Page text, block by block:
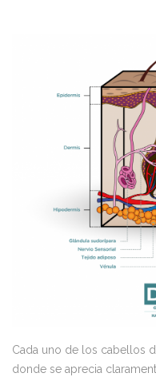
Cada uno de los cabellos
donde se aprecia